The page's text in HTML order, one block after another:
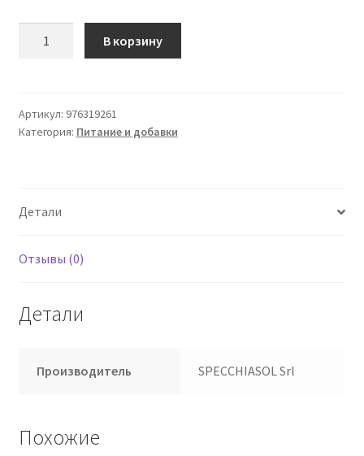
Depurativo
Elderberry
В корзину
Артикул: 976319261
Категория: Питание и добавки
Детали
Отзывы (0)
Детали
Производитель SPECCHIASOL Srl
Похожие